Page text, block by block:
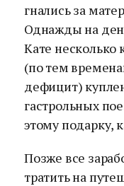
гнались за
Однажды на
Кате
(по тем
дефицит)
гастрольных
этому подарку,
Позже все
тратить на